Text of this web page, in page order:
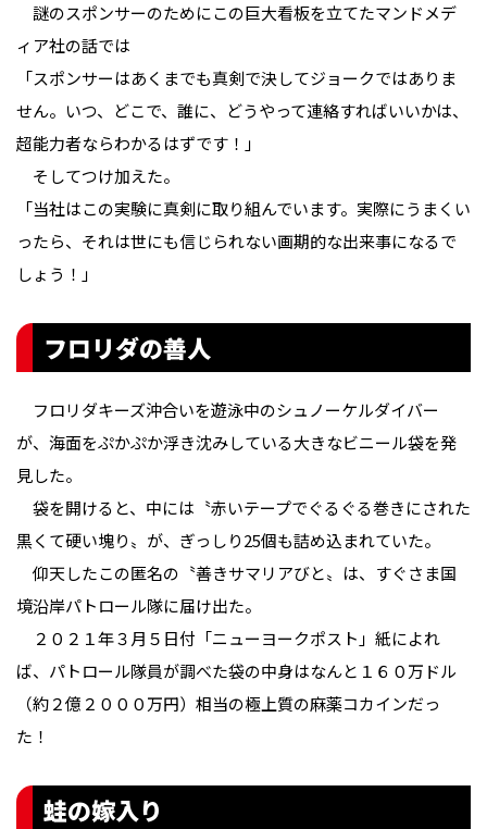
謎のスポンサーのためにこの巨大看板を立てたマンドメデ
ィア社の話では――
「スポンサーはあくまでも真剣で決してジョークではありま
せん。いつ、どこで、誰に、どうやって連絡すればいいかは、
超能力者ならわかるはずです！」
そしてつけ加えた。
「当社はこの実験に真剣に取り組んでいます。実際にうまくい
ったら、それは世にも信じられない画期的な出来事になるで
しょう！」
フロリダの善人
フロリダキーズ沖合いを遊泳中のシュノーケルダイバー
が、海面をぷかぷか浮き沈みしている大きなビニール袋を発
見した。
袋を開けると、中には〝赤いテープでぐるぐる巻きにされた
黒くて硬い塊り〟が、ぎっしり25個も詰め込まれていた。
仰天したこの匿名の〝善きサマリアびと〟は、すぐさま国
境沿岸パトロール隊に届け出た。
２０２１年３月５日付「ニューヨークポスト」紙によれ
ば、パトロール隊員が調べた袋の中身はなんと１６０万ドル
（約２億２０００万円）相当の極上質の麻薬コカインだっ
た！
蛙の嫁入り